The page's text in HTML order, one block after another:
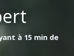
à 15 min de